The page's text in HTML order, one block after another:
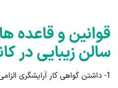
قوانین و
سالن زیبایی در
1- داشتن گواهی کار آرایشگری الزامی است.